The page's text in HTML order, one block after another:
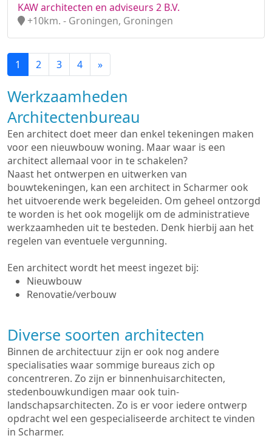
KAW architecten en adviseurs 2 B.V.
+10km. - Groningen, Groningen
1 2 3 4 »
Werkzaamheden
Architectenbureau
Een architect doet meer dan enkel tekeningen maken
voor een nieuwbouw woning. Maar waar is een
architect allemaal voor in te schakelen?
Naast het ontwerpen en uitwerken van
bouwtekeningen, kan een architect in Scharmer ook
het uitvoerende werk begeleiden. Om geheel ontzorgd
te worden is het ook mogelijk om de administratieve
werkzaamheden uit te besteden. Denk hierbij aan het
regelen van eventuele vergunning.
Een architect wordt het meest ingezet bij:
Nieuwbouw
Renovatie/verbouw
Diverse soorten architecten
Binnen de architectuur zijn er ook nog andere
specialisaties waar sommige bureaus zich op
concentreren. Zo zijn er binnenhuisarchitecten,
stedenbouwkundigen maar ook tuin-
landschapsarchitecten. Zo is er voor iedere ontwerp
opdracht wel een gespecialiseerde architect te vinden
in Scharmer.